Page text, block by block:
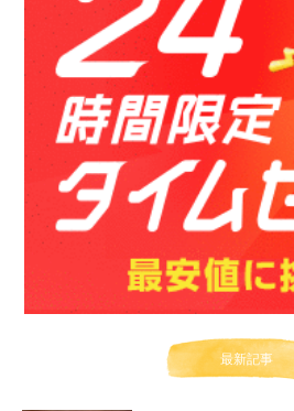
最新記事